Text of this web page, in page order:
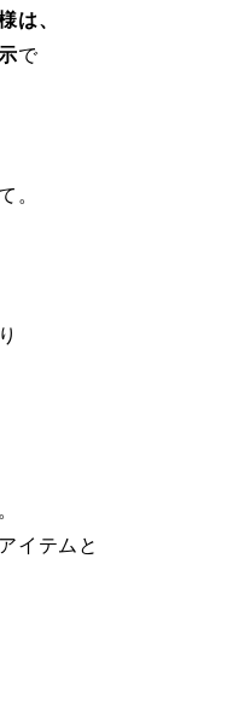
は、
で
。
イテムと